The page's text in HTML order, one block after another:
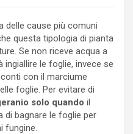
delle cause più comuni
questa tipologia di pianta
Se non riceve acqua a
le foglie, invece se
con il marciume
foglie. Per evitare di
solo quando il
di bagnare le foglie per
fungine.